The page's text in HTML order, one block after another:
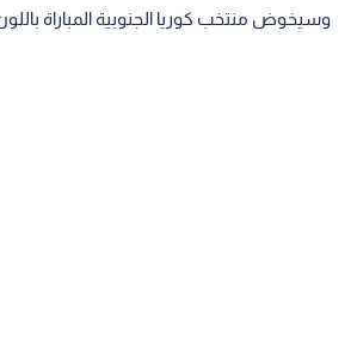
وسيخوض منتخب كوريا الجنوبية المباراة